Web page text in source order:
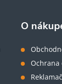
O
Ochrana